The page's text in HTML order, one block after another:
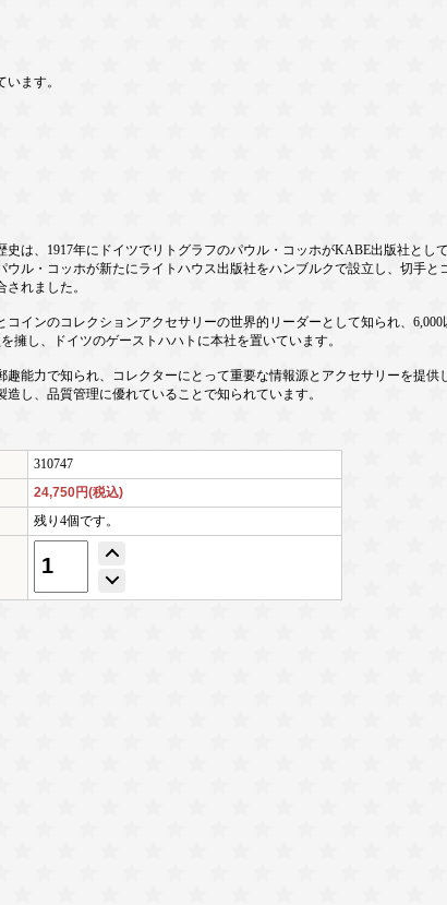
ます。
史は、1917年にドイツでリトグラフのパウル・コッホがKABE出版社と
ウル・コッホが新たにライトハウス出版社をハンブルクで設立し、切手
れました。
コインのコレクションアクセサリーの世界的リーダーとして知られ、
擁し、ドイツのゲーストハハトに本社を置いています。
趣能力で知られ、コレクターにとって重要な情報源とアクセサリーを提
し、品質管理に優れていることで知られています。
310747
24,750円(税込)
残り4個です。